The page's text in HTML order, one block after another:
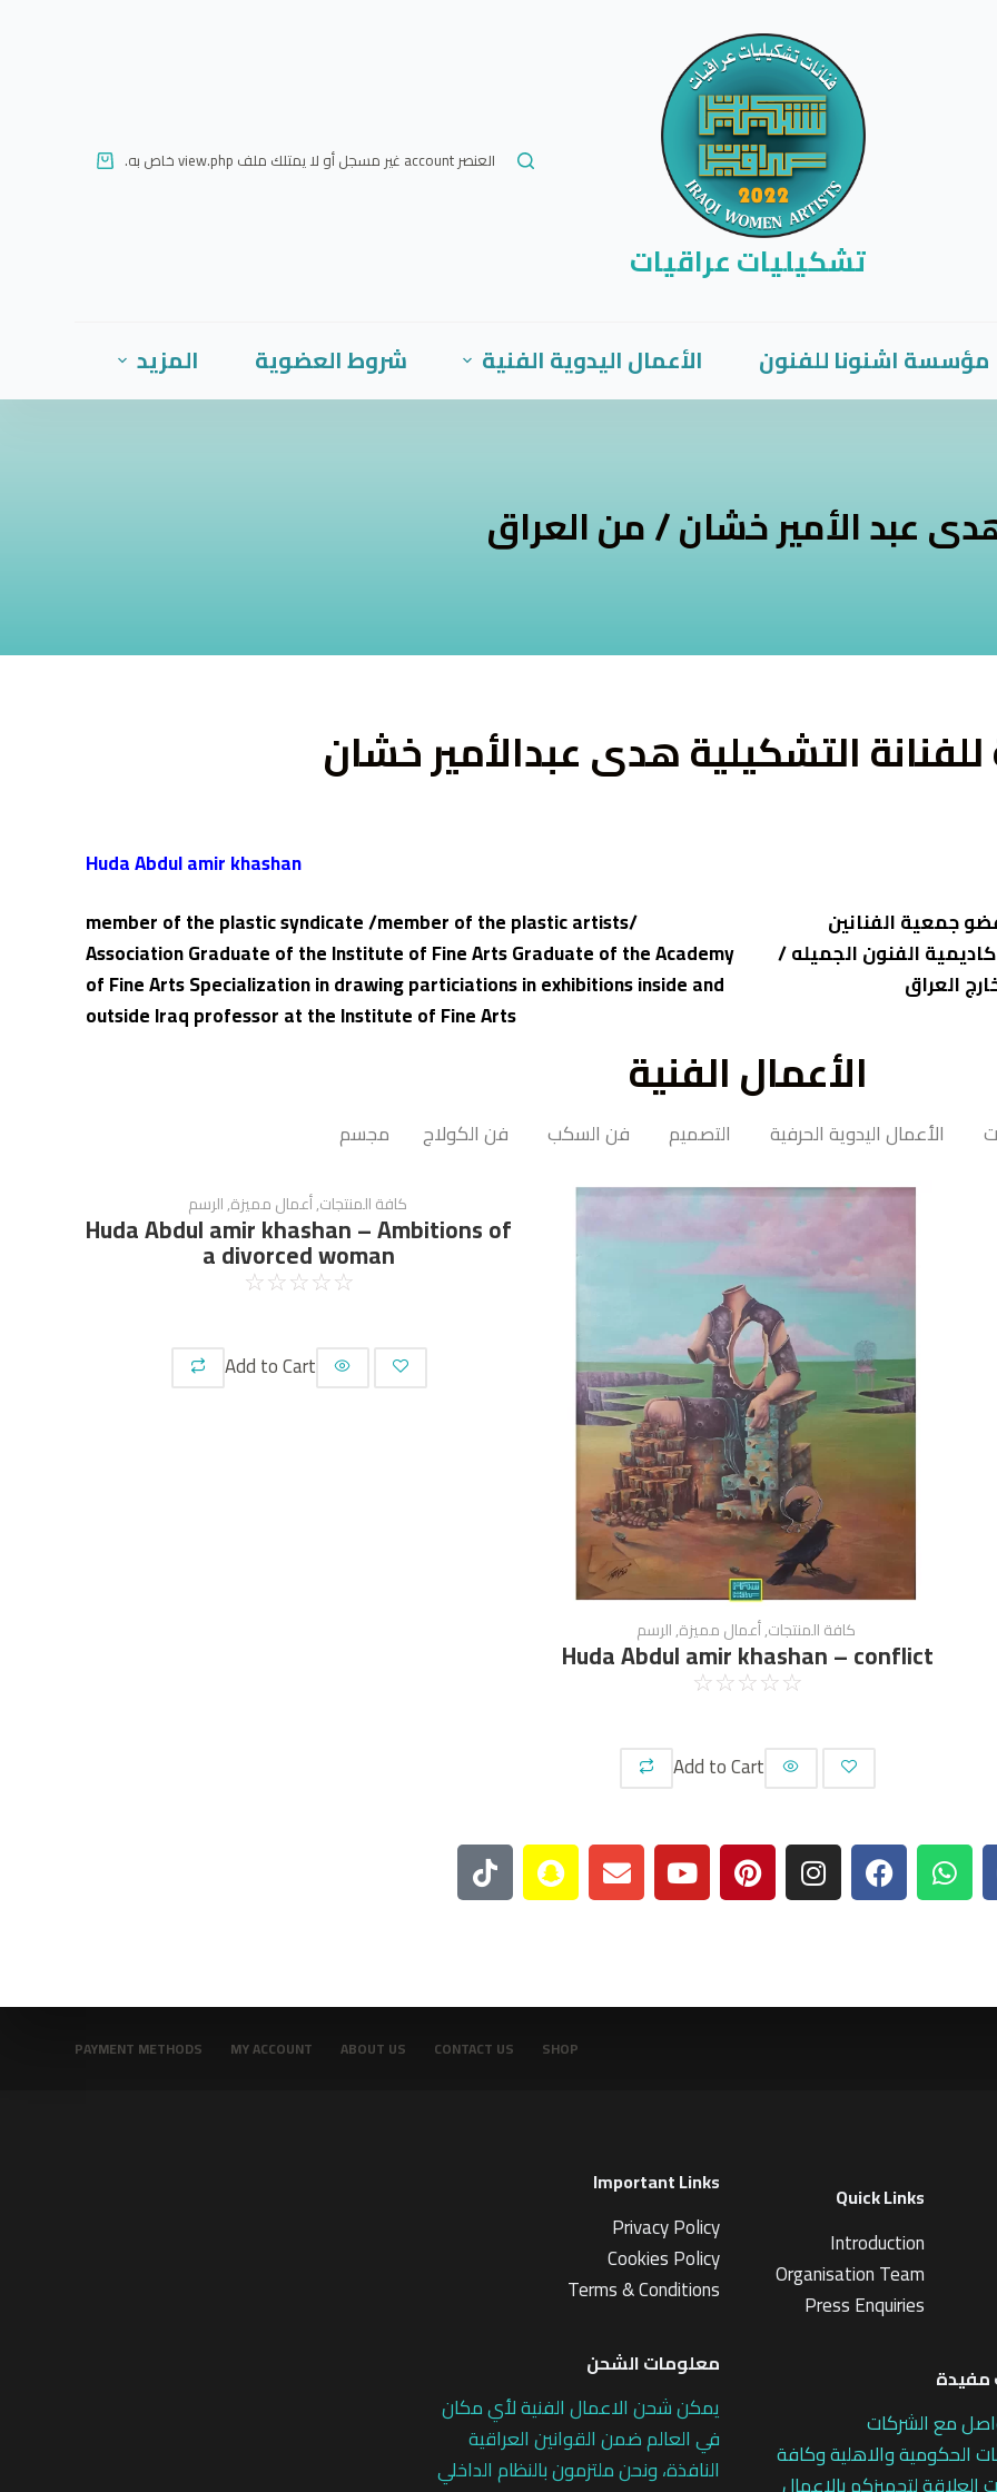
م
تشكيليات عراقيات
العنصر account غير مسجل أو لا يمتلك ملف view.php خاص به.
مؤسسة اشنونا للفنون الأعمال اليدوية الفنية شروط العضوية المزيد
عبد الأمير خشان / من العراق
للفنانة التشكيلية هدى عبدالأمير خشان
جمعية الفنانين
الفنون الجميله /
العراق
Huda Abdul amir khashan
/member of the plastic syndicate /member of the plastic artists
Association Graduate of the lnstitute of Fine Arts Graduate of the Academy
of Fine Arts Specialization in drawing particiations in exhibitions inside and
outside Iraq professor at the Institute of Fine Arts
الأعمال الفنية
الأعمال اليدوية الحرفية التصميم فن السكب فن الكولاج مجسم
كافة المنتجات,أعمال مميزة,الرسم
Huda Abdul amir khashan – Ambitions of
a divorced woman
☆
☆
☆
☆
☆
Add to Cart
كافة المنتجات,أعمال مميزة,الرسم
Huda Abdul amir khashan – conflict
☆
☆
☆
☆
☆
Add to Cart
SHOP
CONTACT US
ABOUT US
MY ACCOUNT
PAYMENT METHODS
Quick Links
Introduction
Organisation Team
Press Enquiries
مفيدة
مع الشركات
الحكومية والاهلية وكافة
Important Links
Privacy Policy
Cookies Policy
Terms & Conditions
معلومات الشحن
يمكن شحن الاعمال الفنية لأي مكان
في العالم ضمن القوانين العراقية
النافذة، ونحن ملتزمون بالنظام الداخلي